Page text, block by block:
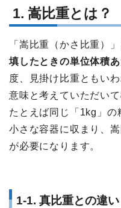
1. 嵩比重とは？
「嵩比重（かさ比重）
填したときの単位体積
度、見掛け比重ともい
意味と考えていただいて
たとえば同じ「1kg」の
小さな容器に収まり、
が必要になります。
1-1. 真比重との違い